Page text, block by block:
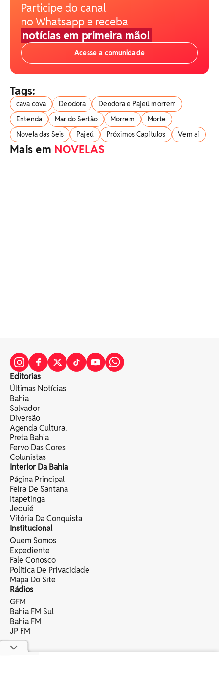
Participe do canal
no Whatsapp e receba
notícias em primeira mão!
Acesse a comunidade
Tags:
cava cova Deodora
Deodora e Pajeú morrem
Entenda
Mar do Sertão Morrem
Morte
Novela das Seis
Pajeú Próximos Capítulos Vem aí
Mais em NOVELAS
Editorias
Últimas Notícias
Bahia
Salvador
Diversão
Agenda Cultural
Preta Bahia
Fervo Das Cores
Colunistas
Interior Da Bahia
Página Principal
Feira De Santana
Itapetinga
Jequié
Vitória Da Conquista
Institucional
Quem Somos
Expediente
Fale Conosco
Política De Privacidade
Mapa Do Site
Rádios
GFM
Bahia FM Sul
Bahia FM
JP FM